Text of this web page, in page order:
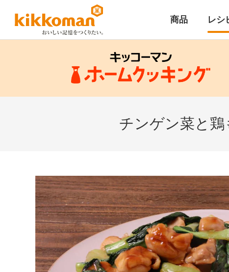
商品 レシ
チンゲン菜と鶏